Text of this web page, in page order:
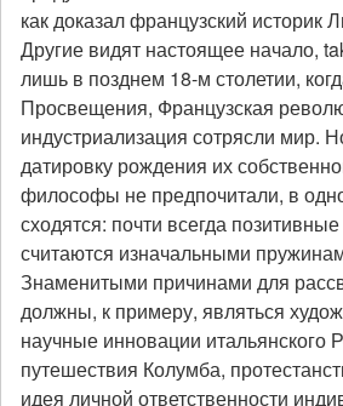
как доказал французский историк
Другие видят настоящее начало,
лишь в позднем 18-м столетии,
Просвещения, Французская
индустриализация сотрясли мир.
датировку рождения их
философы не предпочитали, в
сходятся: почти всегда
считаются изначальными
Знаменитыми причинами для
должны, к примеру, являться
научные инновации итальянского
путешествия Колумба,
идея личной ответственности